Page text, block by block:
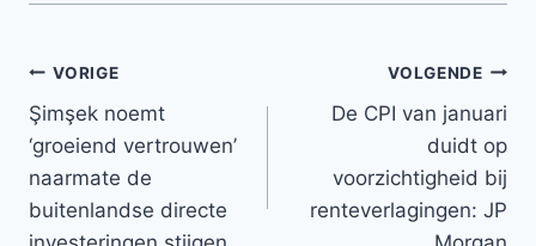
Bericht
navigatie
VORIGE
Şimşek noemt
‘groeiend vertrouwen’
naarmate de
buitenlandse directe
VOLGENDE
De CPI van januari
duidt op
voorzichtigheid bij
renteverlagingen: JP